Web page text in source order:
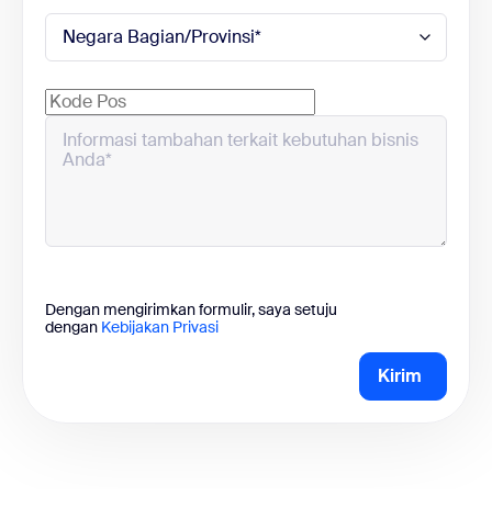
AI Productivity Suite
Slides, Sheets, Paper, dan Canvas
Terjemahan audio langsung untuk Zoom
Dengan mengirimkan formulir, saya setuju
dengan Kebijakan Privasi
Kirim